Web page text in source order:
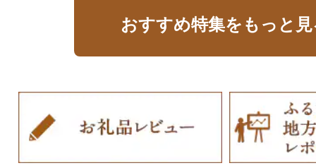
おすすめ特集をもっと